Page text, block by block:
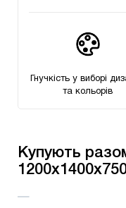
Гнучкість у виборі
та кольорів
Купують